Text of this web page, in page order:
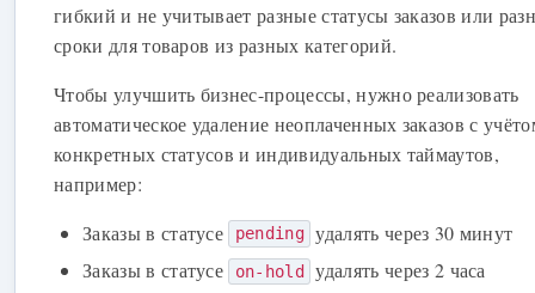
гибкий и не учитывает разные статусы заказов или
сроки для товаров из разных категорий.
Чтобы улучшить бизнес-процессы, нужно реализовать
автоматическое удаление неоплаченных заказов с
конкретных статусов и индивидуальных таймаутов,
например:
Заказы в статусе
pending удалять через 30 минут
Заказы в статусе
on-hold
удалять через 2 часа